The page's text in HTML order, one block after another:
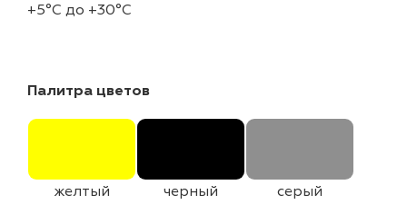
+5°C до +30°C
Палитра цветов
желтый черный серый